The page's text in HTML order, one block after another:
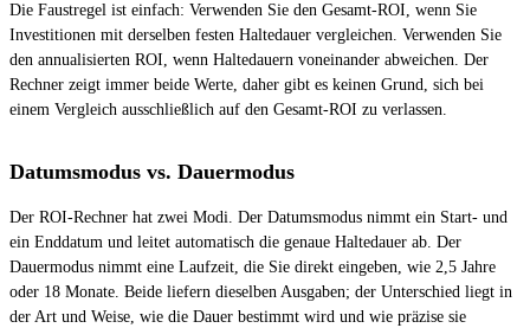
Die Faustregel ist einfach: Verwenden Sie den Gesamt-ROI, wenn Sie
Investitionen mit derselben festen Haltedauer vergleichen. Verwenden Sie
den annualisierten ROI, wenn Haltedauern voneinander abweichen. Der
Rechner zeigt immer beide Werte, daher gibt es keinen Grund, sich bei
einem Vergleich ausschließlich auf den Gesamt-ROI zu verlassen.
Datumsmodus vs. Dauermodus
Der ROI-Rechner hat zwei Modi. Der Datumsmodus nimmt ein Start- und
ein Enddatum und leitet automatisch die genaue Haltedauer ab. Der
Dauermodus nimmt eine Laufzeit, die Sie direkt eingeben, wie 2,5 Jahre
oder 18 Monate. Beide liefern dieselben Ausgaben; der Unterschied liegt in
der Art und Weise, wie die Dauer bestimmt wird und wie präzise sie